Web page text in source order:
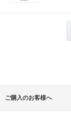
ご購入のお客様へ